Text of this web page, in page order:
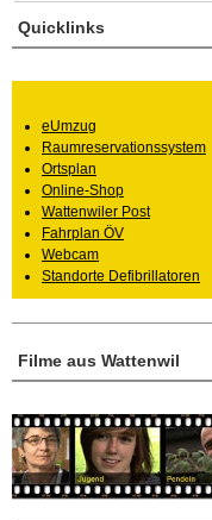
Filme aus Wattenwil
Quicklinks
eUmzug
Raumreservationssystem
Ortsplan
Online-Shop
Wattenwiler Post
Fahrplan ÖV
Webcam
Standorte Defibrillatoren